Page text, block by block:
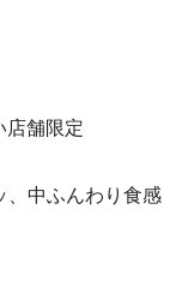
店舗限定
、中ふんわり食感